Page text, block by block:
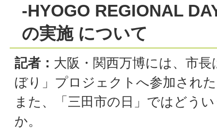
-HYOGO REGIONAL
の実施 について
記者： 大阪・関西万博には、市
ぼり」プロジェクトへ参加され
また、「三田市の日」ではどう
か。